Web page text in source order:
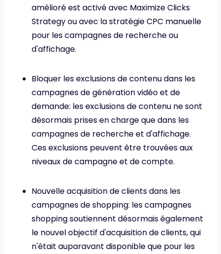
amélioré est activé avec Maximize Clicks
Strategy ou avec la stratégie CPC manuelle
pour les campagnes de recherche ou
d'affichage.
Bloquer les exclusions de contenu dans les
campagnes de génération vidéo et de
demande: les exclusions de contenu ne sont
désormais prises en charge que dans les
campagnes de recherche et d'affichage.
Ces exclusions peuvent être trouvées aux
niveaux de campagne et de compte.
Nouvelle acquisition de clients dans les
campagnes de shopping: les campagnes
shopping soutiennent désormais également
le nouvel objectif d'acquisition de clients, qui
n'était auparavant disponible que pour les